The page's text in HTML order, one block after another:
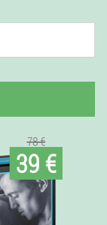
78 €
39 €